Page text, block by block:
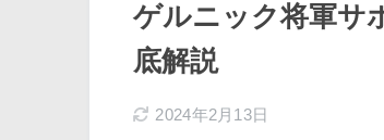
ゲルニック将軍サ
底解説
2024年2月13日